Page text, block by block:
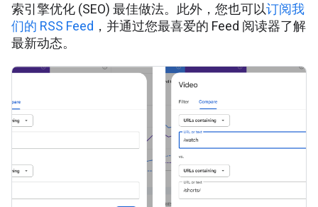
索引擎优化 (SEO) 最佳做法。此外，您也可以订阅我
们的 RSS Feed ，并通过您最喜爱的 Feed 阅读器了解
最新动态。